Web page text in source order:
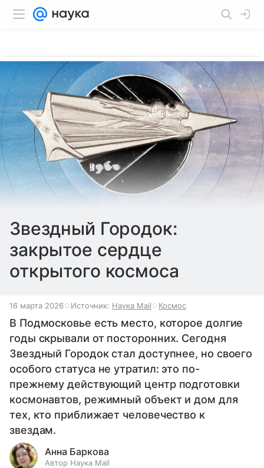
Звездный Городок:
закрытое сердце
открытого космоса
16 марта 2026 Источник: Наука Mail Космос
В Подмосковье есть место, которое долгие
годы скрывали от посторонних. Сегодня
Звездный Городок стал доступнее, но своего
особого статуса не утратил: это по-
прежнему действующий центр подготовки
космонавтов, режимный объект и дом для
тех, кто приближает человечество к
звездам.
Анна Баркова
Автор Наука Mail